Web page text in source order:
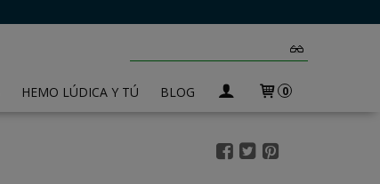
HEMO LÚDICA Y TÚ BLOG 0